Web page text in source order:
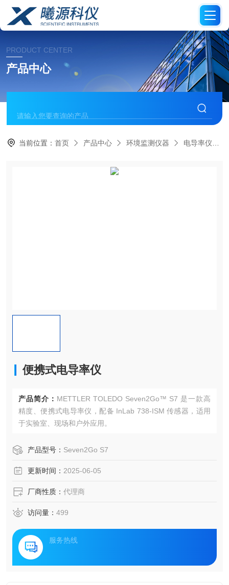
PRODUCT CENTER
产品中心
当前位置：首页 产品中心 环境监测仪器 电导率仪
便携式电导率仪
产品简介： METTLER TOLEDO Seven2Go™ S7 是一款高
精度、便携式电导率仪，配备 InLab 738-ISM 传感器，适用
于实验室、现场和户外应用。
产品型号： Seven2Go S7
更新时间： 2025-06-05
厂商性质： 代理商
访问量： 499
服务热线